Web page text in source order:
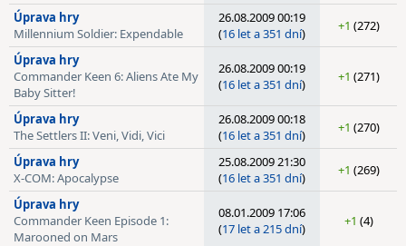
Úprava hry
Millennium Soldier: Expendable
26.08.2009 00:19
(16 let a 351 dní) +1 (272)
Úprava hry
Commander Keen 6: Aliens Ate My
Baby Sitter!
26.08.2009 00:19
(16 let a 351 dní) +1 (271)
Úprava hry
The Settlers II: Veni, Vidi, Vici
26.08.2009 00:18
(16 let a 351 dní) +1 (270)
Úprava hry
X-COM: Apocalypse
25.08.2009 21:30
(16 let a 351 dní) +1 (269)
Úprava hry
Commander Keen Episode 1:
Marooned on Mars
08.01.2009 17:06
(17 let a 215 dní) +1 (4)